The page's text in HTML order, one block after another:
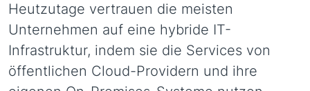
Heutzutage vertrauen die meisten
Unternehmen auf eine hybride IT-
Infrastruktur, indem sie die Services von
öffentlichen Cloud-Providern und ihre